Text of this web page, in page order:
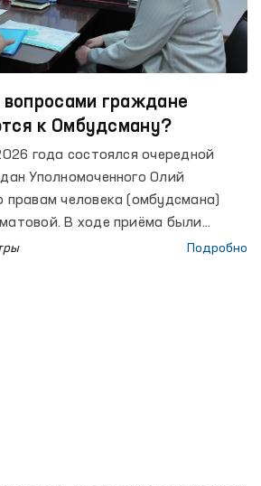
вопросами граждане
к Омбудсману?
года состоялся очередной
Уполномоченного Олий
правам человека (омбудсмана)
В ходе приёма были
более 40 граждан.Подробно